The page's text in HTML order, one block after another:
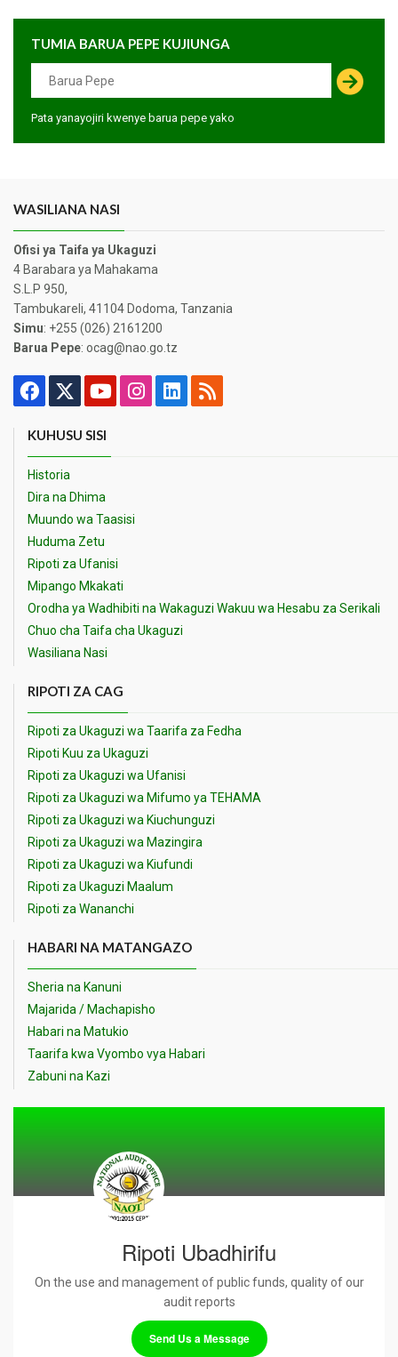
TUMIA BARUA PEPE KUJIUNGA
Pata yanayojiri kwenye barua pepe yako
WASILIANA NASI
Ofisi ya Taifa ya Ukaguzi
4 Barabara ya Mahakama
S.L.P 950,
Tambukareli, 41104 Dodoma, Tanzania
Simu: +255 (026) 2161200
Barua Pepe: ocag@nao.go.tz
KUHUSU SISI
Historia
Dira na Dhima
Muundo wa Taasisi
Huduma Zetu
Ripoti za Ufanisi
Mipango Mkakati
Orodha ya Wadhibiti na Wakaguzi Wakuu wa Hesabu za Serikali
Chuo cha Taifa cha Ukaguzi
Wasiliana Nasi
RIPOTI ZA CAG
Ripoti za Ukaguzi wa Taarifa za Fedha
Ripoti Kuu za Ukaguzi
Ripoti za Ukaguzi wa Ufanisi
Ripoti za Ukaguzi wa Mifumo ya TEHAMA
Ripoti za Ukaguzi wa Kiuchunguzi
Ripoti za Ukaguzi wa Mazingira
Ripoti za Ukaguzi wa Kiufundi
Ripoti za Ukaguzi Maalum
Ripoti za Wananchi
HABARI NA MATANGAZO
Sheria na Kanuni
Majarida / Machapisho
Habari na Matukio
Taarifa kwa Vyombo vya Habari
Zabuni na Kazi
Ripoti Ubadhirifu
On the use and management of public funds, quality of our
audit reports
Send Us a Message